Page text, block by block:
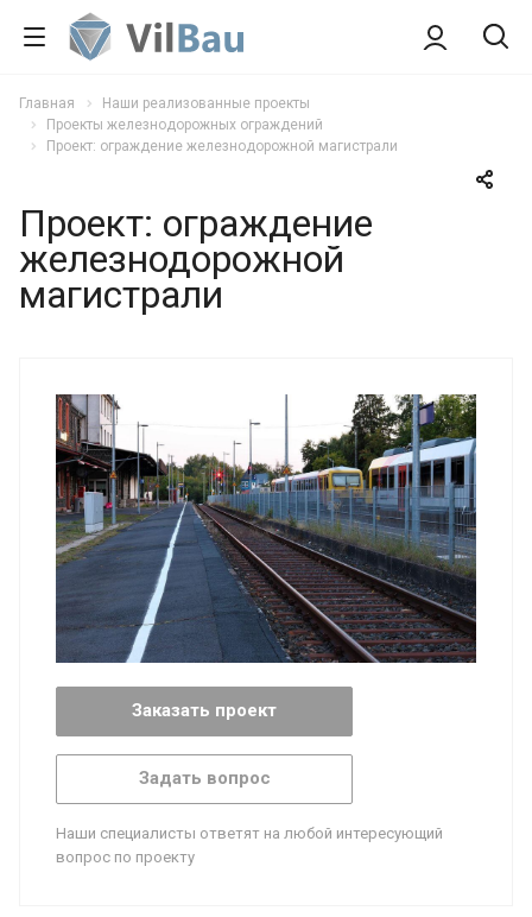
Главная
Наши реализованные проекты
Проекты железнодорожных ограждений
Проект: ограждение железнодорожной магистрали
Проект: ограждение
железнодорожной
магистрали
Заказать проект
Задать вопрос
Наши специалисты ответят на любой интересующий
вопрос по проекту